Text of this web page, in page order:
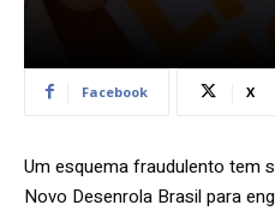
Facebook X
Um esquema fraudulento tem
Novo Desenrola Brasil para